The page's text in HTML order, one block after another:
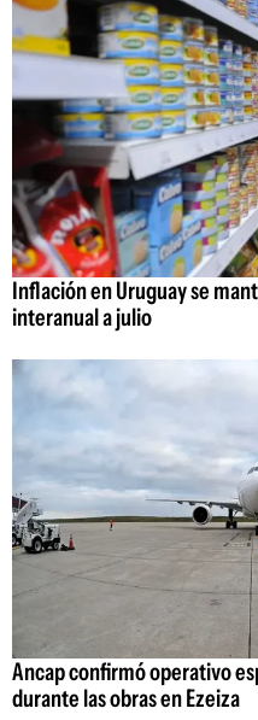
Inflación en Uruguay se
interanual a julio
Ancap confirmó operativo
durante las obras en Ezeiza